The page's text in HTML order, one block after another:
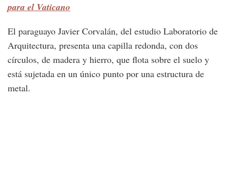
para el Vaticano
El paraguayo Javier Corvalán, del estudio Laboratorio de
Arquitectura, presenta una capilla redonda, con dos
círculos, de madera y hierro, que flota sobre el suelo y
está sujetada en un único punto por una estructura de
metal.